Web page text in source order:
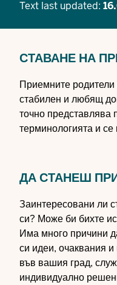
Text last updated:
СТАВАНЕ НА
Приемните родители
стабилен и любящ
точно представлява
терминологията и се
ДА СТАНЕШ
Заинтересовани ли
си? Може би бихте
Има много причини
си идеи, очаквания
във вашия град,
индивидуално